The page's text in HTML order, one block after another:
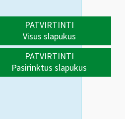
PATVIRTINTI
Visus slapukus
PATVIRTINTI
Pasirinktus slapukus